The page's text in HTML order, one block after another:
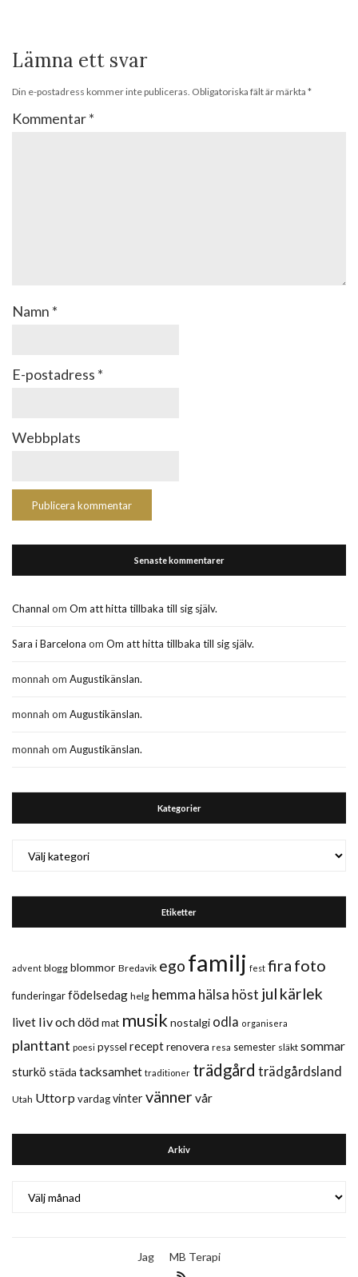
Lämna ett svar
Din e-postadress kommer inte publiceras. Obligatoriska fält är märkta *
Kommentar*
Namn *
E-postadress *
Webbplats
Senaste kommentarer
Channal om Om att hitta tillbaka till sig själv.
Sara i Barcelona om Om att hitta tillbaka till sig själv.
monnah om Augustikänslan.
monnah om Augustikänslan.
monnah om Augustikänslan.
Kategorier
Etiketter
advent blogg blommor Bredavik ego familj fest fira foto
funderingarfödelsedag helg hemma hälsa höst jul kärlek
livet liv och dödmat musiknostalgi odla organisera
planttant poesi pyssel receptrenovera resa semester släkt sommar
sturkö städa tacksamhet traditioner trädgård trädgårdsland
Utah Uttorp vardagvintervänner vår
Arkiv
Jag MB Terapi